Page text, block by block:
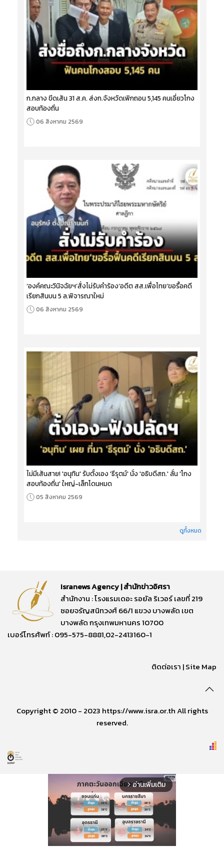
ก.กลาง ขีดเส้น 31 ส.ค. ส่งก.จังหวัดเพิกถอน 5,145 คนเอี่ยวโกง
สอบท้องถิ่น
06 สิงหาคม 2569
‘องค์คณะวินิจฉัยฯ’สั่งไม่รับคำร้อง‘อดีต สส.เพื่อไทย’ขอรื้อคดี
เรียกสินบน 5 ล.พิจารณาใหม่
06 สิงหาคม 2569
ไม่มีเส้นสาย! 'อนุทิน' รับตั้งเอง 'ธีรุตม์' นั่ง 'อธิบดีสถ.' ลั่น 'โกง
สอบท้องถิ่น' ใหญ่-เล็กโดนหมด
05 สิงหาคม 2569
ดูทั้งหมด
Isranews Agency | สำนักข่าวอิศรา
สำนักงาน : โรงแรมเดอะ รอยัล ริเวอร์ เลขที่ 219
ซอยจรัญสนิทวงศ์ 66/1 แขวง บางพลัด เขต
บางพลัด กรุงเทพมหานคร 10700
เบอร์โทรศัพท์ : 095-575-8881,02-2413160-1
ติดต่อเรา |Site Map
Copyright © 2010 - 2023 https://www.isra.or.th All rights
reserved.
arrow_forward_ios อ่านเพิ่มเติม